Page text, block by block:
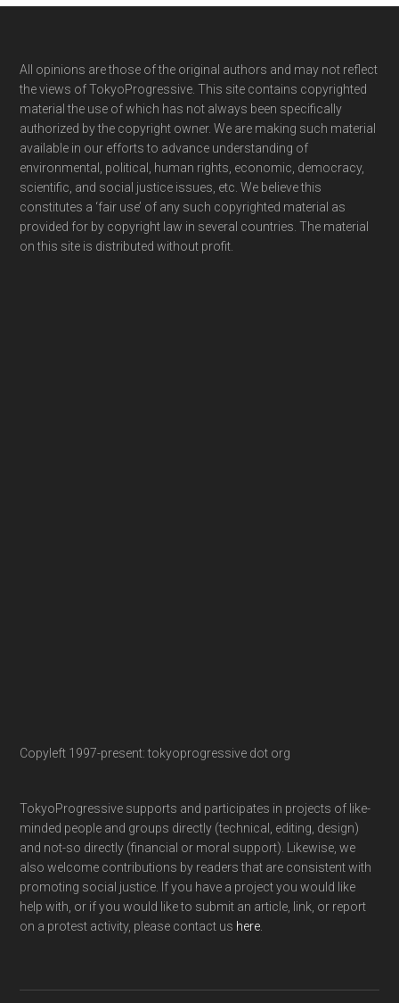
Footer
All opinions are those of the original authors and may not reflect
the views of TokyoProgressive. This site contains copyrighted
material the use of which has not always been specifically
authorized by the copyright owner. We are making such material
available in our efforts to advance understanding of
environmental, political, human rights, economic, democracy,
scientific, and social justice issues, etc. We believe this
constitutes a ‘fair use’ of any such copyrighted material as
provided for by copyright law in several countries. The material
on this site is distributed without profit.
Copyleft 1997-present: tokyoprogressive dot org
TokyoProgressive supports and participates in projects of like-
minded people and groups directly (technical, editing, design)
and not-so directly (financial or moral support). Likewise, we
also welcome contributions by readers that are consistent with
promoting social justice. If you have a project you would like
help with, or if you would like to submit an article, link, or report
on a protest activity, please contact us here